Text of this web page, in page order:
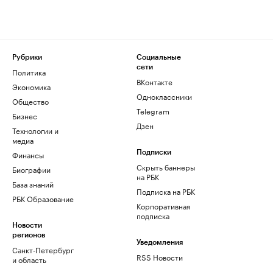
Рубрики
Политика
Экономика
Общество
Бизнес
Технологии и
медиа
Финансы
Биографии
База знаний
РБК Образование
Новости
регионов
Санкт-Петербург
и область
Социальные
сети
ВКонтакте
Одноклассники
Telegram
Дзен
Подписки
Скрыть баннеры
на РБК
Подписка на РБК
Корпоративная
подписка
Уведомления
RSS Новости